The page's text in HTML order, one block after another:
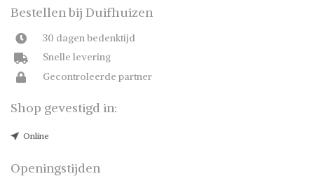
Bestellen bij Duifhuizen
30 dagen bedenktijd
Snelle levering
Gecontroleerde partner
Shop gevestigd in:
Online
Openingstijden